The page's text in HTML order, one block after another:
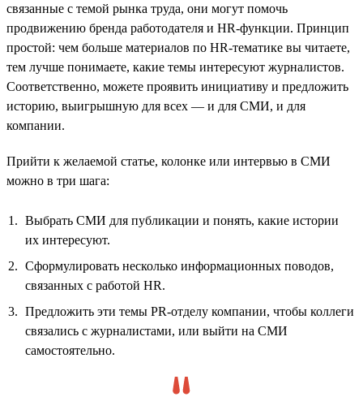
связанные с темой рынка труда, они могут помочь
продвижению бренда работодателя и HR-функции. Принцип
простой: чем больше материалов по HR-тематике вы читаете,
тем лучше понимаете, какие темы интересуют журналистов.
Соответственно, можете проявить инициативу и предложить
историю, выигрышную для всех — и для СМИ, и для
компании.
Прийти к желаемой статье, колонке или интервью в СМИ
можно в три шага:
Выбрать СМИ для публикации и понять, какие истории
их интересуют.
Сформулировать несколько информационных поводов,
связанных с работой HR.
Предложить эти темы PR-отделу компании, чтобы коллеги
связались с журналистами, или выйти на СМИ
самостоятельно.